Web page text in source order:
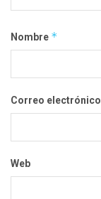
Nombre *
Correo electrónico
Web